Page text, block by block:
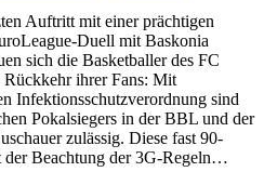
Auftritt mit einer prächtigen
Duell mit Baskonia
sich die Basketballer des FC
Rückkehr ihrer Fans: Mit
Infektionsschutzverordnung sind
Pokalsiegers in der BBL und der
zulässig. Diese fast 90-
Beachtung der 3G-Regeln…